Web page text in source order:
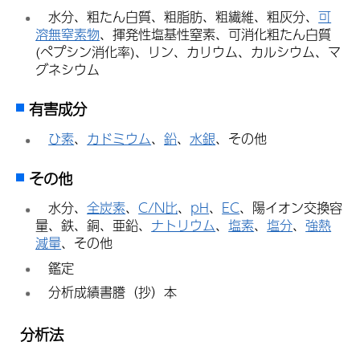
水分、粗たん白質、粗脂肪、粗繊維、粗灰分、可
溶無窒素物、揮発性塩基性窒素、可消化粗たん白質
(ペプシン消化率)、リン、カリウム、カルシウム、マ
グネシウム
有害成分
ひ素、 カドミウム、鉛、水銀、その他
その他
水分、全炭素、C/N比、 pH、 EC、陽イオン交換容
量、鉄、銅、亜鉛、 ナトリウム、塩素、塩分、強熱
減量、その他
鑑定
分析成績書謄（抄）本
分析法